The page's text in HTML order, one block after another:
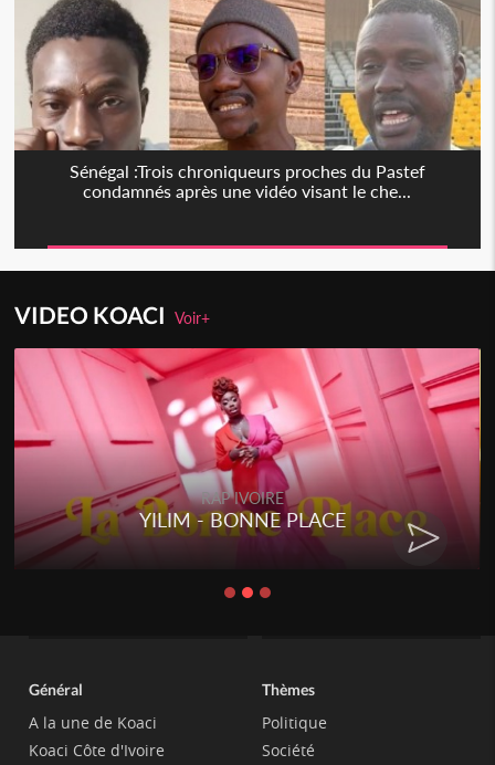
Sénégal :Trois chroniqueurs proches du Pastef
condamnés après une vidéo visant le che...
VIDEO KOACIVoir+
RAP IVOIRE
YILIM - BONNE PLACE
Général
A la une de Koaci
Koaci Côte d'Ivoire
Thèmes
Politique
Société